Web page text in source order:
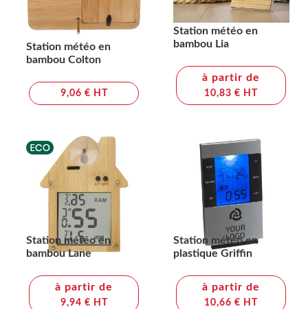
Station météo en
bambou Colton
9,06 € HT
Station météo en
bambou Lia
à partir de
10,83 € HT
Station météo en
bambou Lane
à partir de
9,94 € HT
Station météo en
plastique Griffin
à partir de
10,66 € HT